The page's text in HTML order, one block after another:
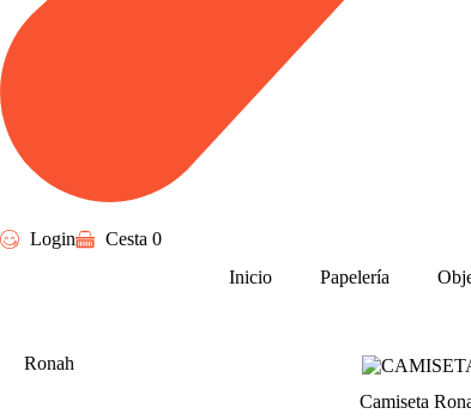
Login Cesta 0
Inicio
Papelería
Ronah
Camiseta